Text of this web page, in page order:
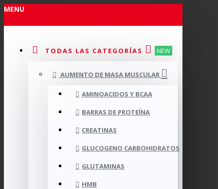
MENU
TODAS LAS CATEGORÍAS NEW
AUMENTO DE MASA MUSCULAR
AMINOACIDOS Y BCAA
BARRAS DE PROTEÍNA
CREATINAS
GLUCOGENO CARBOHIDRATOS
GLUTAMINAS
HMB